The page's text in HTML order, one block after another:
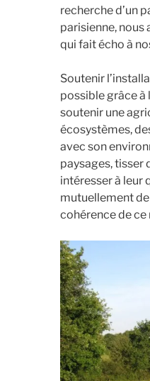
recherche d’un
parisienne, nous
qui fait écho à
Soutenir
possible grâce à
soutenir une
écosystèmes,
avec son
paysages, tisser
intéresser à leur
mutuellement de
cohérence de